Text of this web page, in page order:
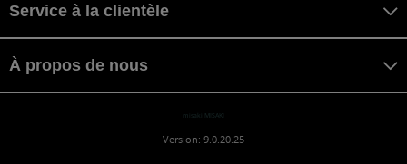
Service à la clientèle
À propos de nous
misaki MISAKI
Version: 9.0.20.25